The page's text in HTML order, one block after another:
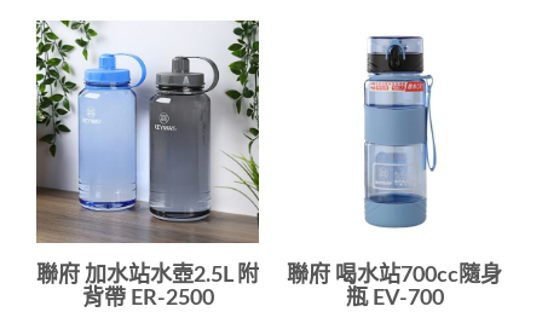
聯府 加水站水壺2.5L 附
背帶 ER-2500
聯府 喝水站700cc隨身
瓶 EV-700